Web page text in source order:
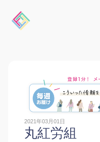
2021年03月01日
丸紅労組